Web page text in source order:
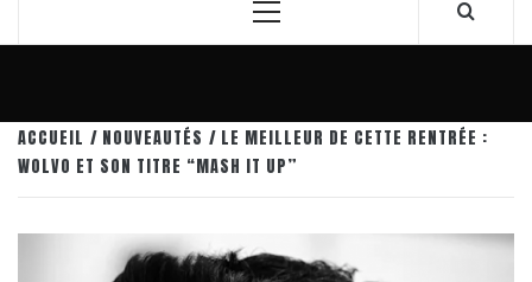
Menu
ACCUEIL NOUVEAUTÉS
LE MEILLEUR DE CETTE RENTRÉE :
WOLVO ET SON TITRE “MASH IT UP”